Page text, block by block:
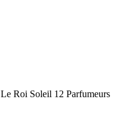
Le Roi Soleil 12 Parfumeurs